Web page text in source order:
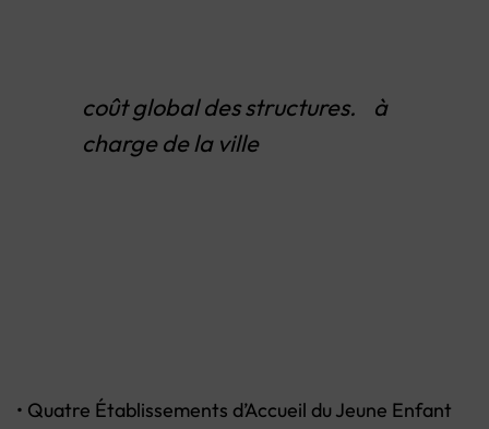
coût global des structures. à
charge de la ville
• Quatre Établissements d’Accueil du Jeune Enfant